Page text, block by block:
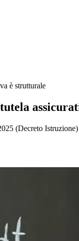
è strutturale
(Decreto Istruzione)